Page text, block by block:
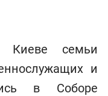
семьи
и
в Соборе